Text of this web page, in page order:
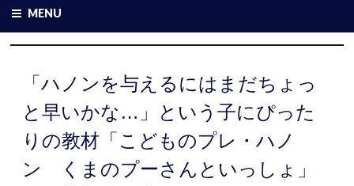
MENU
「ハノンを与えるにはまだちょっ
と早いかな…」という子にぴった
りの教材「こどものプレ・ハノ
ン くまのプーさんといっしょ」